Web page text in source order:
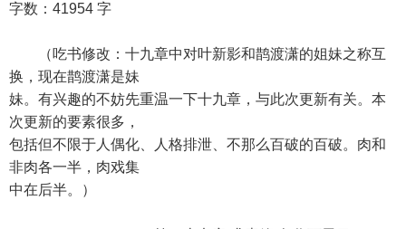
字数：41954 字
（吃书修改：十九章中对叶新影和鹊渡潇的姐妹之称互
换，现在鹊渡潇是妹
妹。有兴趣的不妨先重温一下十九章，与此次更新有关。本
次更新的要素很多，
包括但不限于人偶化、人格排泄、不那么百破的百破。肉和
非肉各一半，肉戏集
中在后半。）